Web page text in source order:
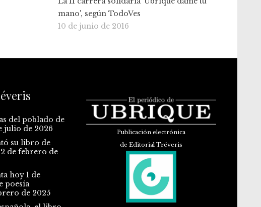
mano', según TodoVes
10 de junio de 2016
del poblado de
julio de 2026
su libro de
2 de febrero de
hoy 1 de
poesía
de 2025
Publicación electrónica
de Editorial Tréveris